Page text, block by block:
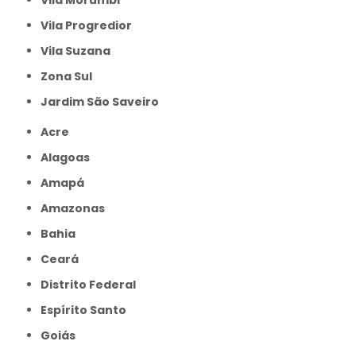
Vila Progredior
Vila Suzana
Zona Sul
jardim São Saveiro
Acre
Alagoas
Amapá
Amazonas
Bahia
Ceará
Distrito Federal
Espírito Santo
Goiás